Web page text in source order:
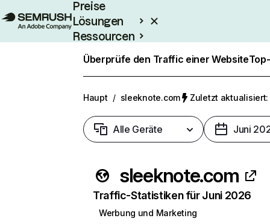
Preise
Lösungen
Ressourcen
Enterprise
Überprüfe den Traffic einer Website
Haupt / sleeknote.com Zuletzt
Alle Geräte Juni
sleeknote.com
Traffic-Statistiken für Juni 2026
Werbung und Marketing